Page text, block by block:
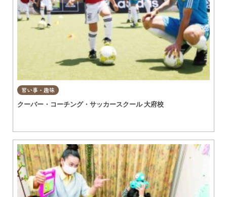
習い事・趣味
クーバー・コーチング・サッカースクール 大府校